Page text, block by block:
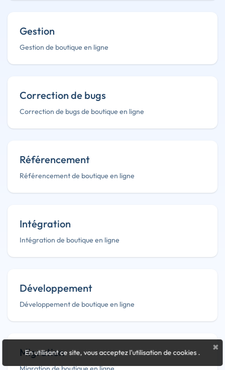
Gestion
Gestion de boutique en ligne
Correction de bugs
Correction de bugs de boutique en ligne
Référencement
Référencement de boutique en ligne
Intégration
Intégration de boutique en ligne
Développement
Développement de boutique en ligne
Migration ×
En utilisant ce site, vous acceptez l'utilisation de cookies.